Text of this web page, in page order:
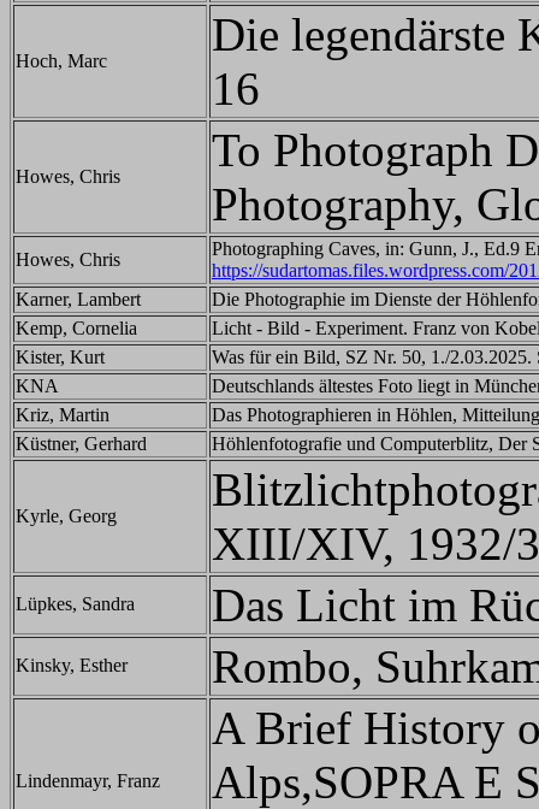
Hoch, Marc
Die legendärste
16
Howes, Chris
To Photograph
Photography,
Howes, Chris
Photographing Caves, in: Gunn, J., Ed.9
https://sudartomas.files.wordpress.com/
Karner, Lambert
Die Photographie im Dienste der
Kemp, Cornelia
Licht - Bild - Experiment. Franz von
Kister, Kurt
Was für ein Bild, SZ Nr. 50, 1./2.03.2025.
KNA
Deutschlands ältestes Foto liegt in
Kriz, Martin
Das Photographieren in Höhlen,
Küstner, Gerhard
Höhlenfotografie und Computerblitz, Der
Kyrle, Georg
XIII/XIV, 1932/
Lüpkes, Sandra Das Licht im
Kinsky, Esther Rombo,
Lindenmayr, Franz
A Brief History
Alps,SOPRA E